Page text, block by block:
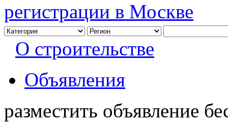
О строительстве
Объявления
разместить объявление